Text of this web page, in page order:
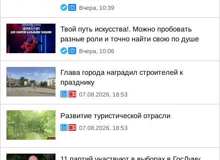
Вчера, 10:39
Твой путь искусства!. Можно пробовать
разные роли и точно найти свою по душе
Вчера, 10:06
Глава города наградил строителей к
празднику
07.08.2026, 18:53
Развитие туристической отрасли
07.08.2026, 18:53